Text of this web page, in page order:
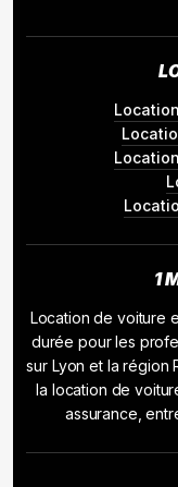
1
Location de voiture
durée pour les
sur Lyon et la région
la location de
assurance,